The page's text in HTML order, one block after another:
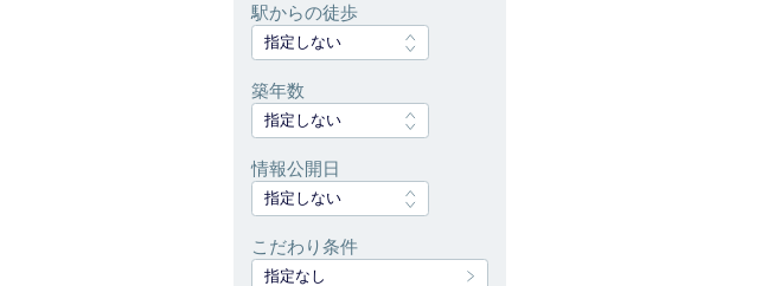
駅からの徒歩
指定しない
築年数
指定しない
情報公開日
指定しない
こだわり条件
指定なし